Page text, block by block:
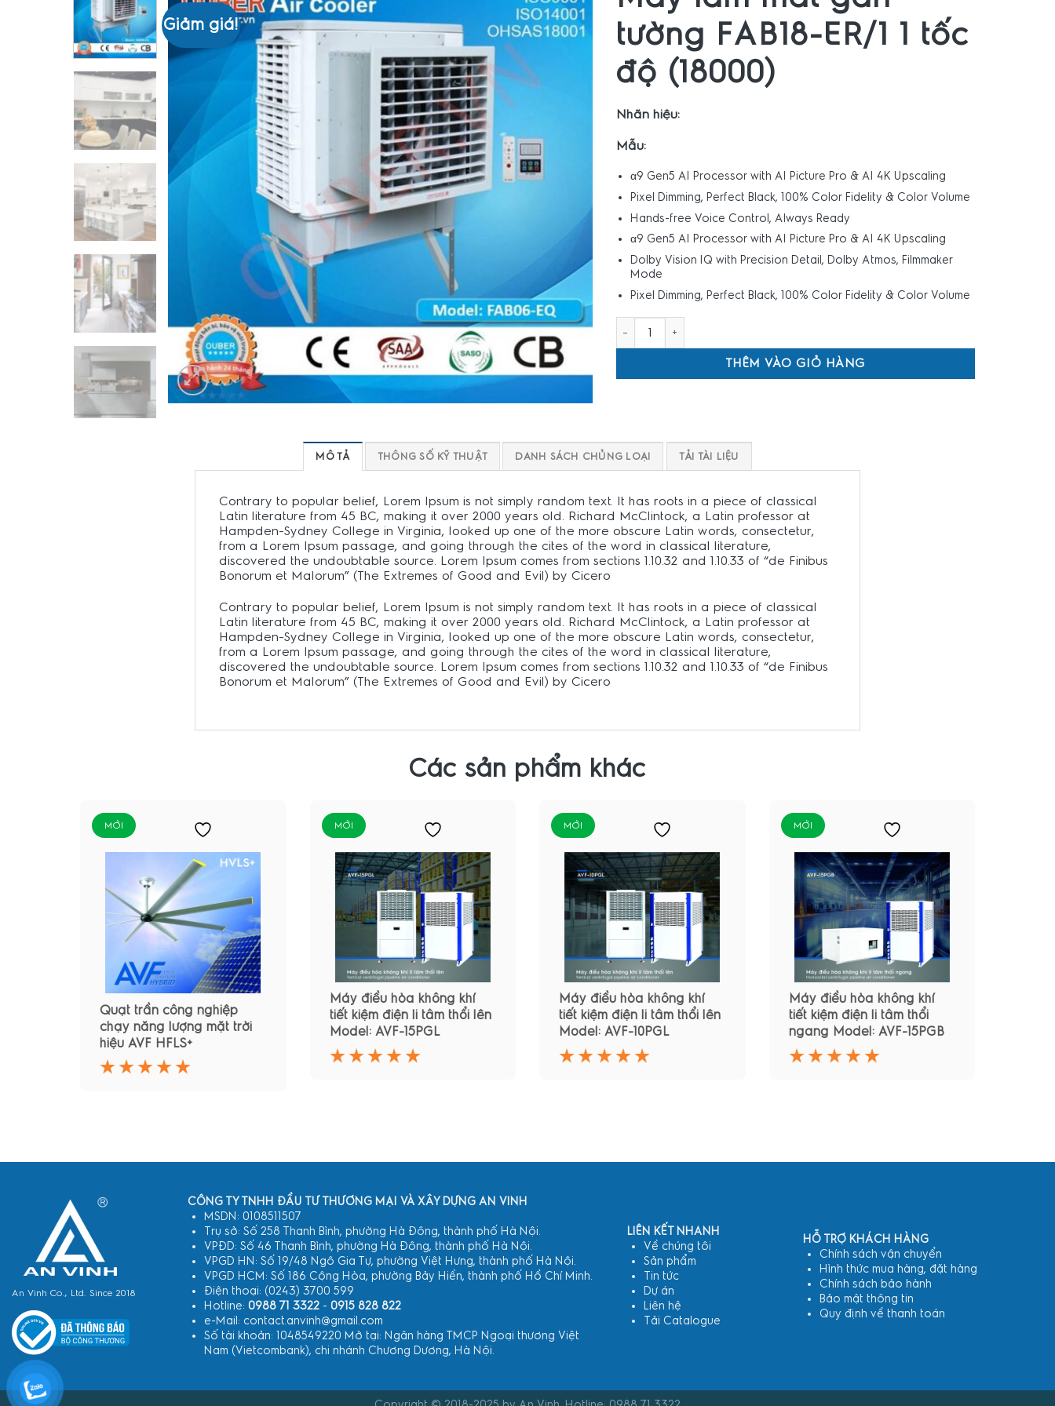
Giảm giá!
tường FAB18-ER/1 1 tốc
độ (18000)
Nhãn hiệu:
Mẫu:
α9 Gen5 AI Processor with AI Picture Pro & AI 4K Upscaling
Pixel Dimming, Perfect Black, 100% Color Fidelity & Color Volume
Hands-free Voice Control, Always Ready
α9 Gen5 AI Processor with AI Picture Pro & AI 4K Upscaling
Dolby Vision IQ with Precision Detail, Dolby Atmos, Filmmaker
Mode
Pixel Dimming, Perfect Black, 100% Color Fidelity & Color Volume
THÊM VÀO GIỎ HÀNG
MÔ TẢ THÔNG SỐ KỸ THUẬT DANH SÁCH CHỦNG LOẠI TẢI TÀI LIỆU
Contrary to popular belief, Lorem Ipsum is not simply random text. It has roots in a piece of classical
Latin literature from 45 BC, making it over 2000 years old. Richard McClintock, a Latin professor at
Hampden-Sydney College in Virginia, looked up one of the more obscure Latin words, consectetur,
from a Lorem Ipsum passage, and going through the cites of the word in classical literature,
discovered the undoubtable source. Lorem Ipsum comes from sections 1.10.32 and 1.10.33 of “de Finibus
Bonorum et Malorum” (The Extremes of Good and Evil) by Cicero
Contrary to popular belief, Lorem Ipsum is not simply random text. It has roots in a piece of classical
Latin literature from 45 BC, making it over 2000 years old. Richard McClintock, a Latin professor at
Hampden-Sydney College in Virginia, looked up one of the more obscure Latin words, consectetur,
from a Lorem Ipsum passage, and going through the cites of the word in classical literature,
discovered the undoubtable source. Lorem Ipsum comes from sections 1.10.32 and 1.10.33 of “de Finibus
Bonorum et Malorum” (The Extremes of Good and Evil) by Cicero
Các sản phẩm khác
MỚI
Quạt trần công nghiệp
chạy năng lượng mặt trời
hiệu AVF HFLS+
MỚI
Máy điều hòa không khí
tiết kiệm điện li tâm thổi lên
Model: AVF-15PGL
MỚI
Máy điều hòa không khí
tiết kiệm điện li tâm thổi lên
Model: AVF-10PGL
MỚI
Máy điều hòa không khí
tiết kiệm điện li tâm thổi
ngang Model: AVF-15PGB
An Vinh Co., Ltd. Since 2018
CÔNG TY TNHH ĐẦU TƯ THƯƠNG MẠI VÀ XÂY DỰNG AN VINH
MSDN: 0108511507
Trụ sở: Số 258 Thanh Bình, phường Hà Đông, thành phố Hà Nội.
VPĐD: Số 46 Thanh Bình, phường Hà Đông, thành phố Hà Nội.
VPGD HN: Số 19/48 Ngô Gia Tự, phường Việt Hưng, thành phố Hà Nội.
VPGD HCM: Số 186 Cộng Hòa, phường Bảy Hiền, thành phố Hồ Chí Minh.
Điện thoại: (0243) 3700 599
Hotline: 0988 71 3322- 0915 828 822
e-Mail: contact.anvinh@gmail.com
Số tài khoản: 1048549220 Mở tại: Ngân hàng TMCP Ngoại thương Việt
Nam (Vietcombank), chi nhánh Chương Dương, Hà Nội.
LIÊN KẾT NHANH
Về chúng tôi
Sản phẩm
Tin tức
Dự án
Liên hệ
Tải Catalogue
HỖ TRỢ KHÁCH HÀNG
Chính sách vận chuyển
Hình thức mua hàng, đặt hàng
Chính sách bảo hành
Bảo mật thông tin
Quy định về thanh toán